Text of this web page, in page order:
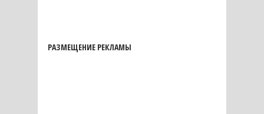
РАЗМЕЩЕНИЕ РЕКЛАМЫ